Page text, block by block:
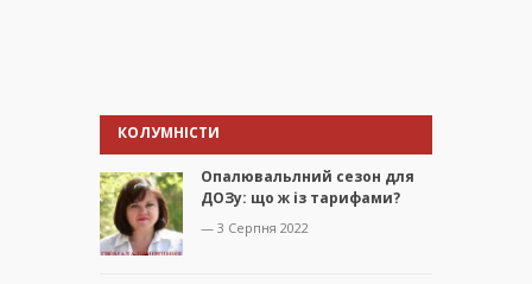
КОЛУМНІСТИ
Опалювальлний сезон для
ДОЗу: що ж із тарифами?
— 3 Серпня 2022